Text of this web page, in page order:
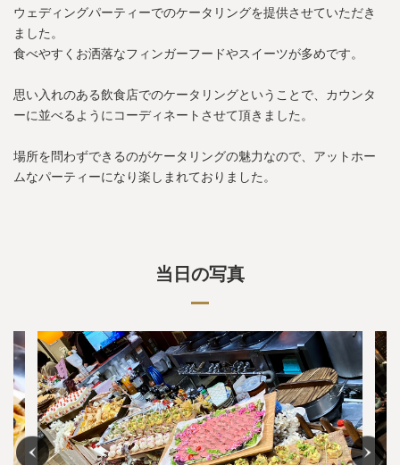
ウェディングパーティーでのケータリングを提供させていただき
ました。
食べやすくお洒落なフィンガーフードやスイーツが多めです。
思い入れのある飲食店でのケータリングということで、カウンタ
ーに並べるようにコーディネートさせて頂きました。
場所を問わずできるのがケータリングの魅力なので、アットホー
ムなパーティーになり楽しまれておりました。
当日の写真
Previous